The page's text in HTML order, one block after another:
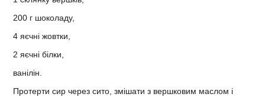
200 г шоколаду,
4 яєчні жовтки,
2 яєчні білки,
ванілін.
Протерти сир через сито, змішати з вершковим маслом і